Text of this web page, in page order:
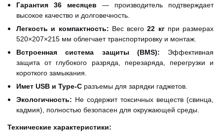
Гарантия 36 месяцев — производитель подтверждает
высокое качество и долговечность.
Легкость и компактность: Вес всего22 кгпри размерах
520×207×215 мм облегчает транспортировку и монтаж.
Встроенная система защиты (BMS): Эффективная
защита от глубокого разряда, перезаряда, перегрузки и
короткого замыкания.
Имет USB и Type-C разъемы для зарядки гаджетов.
Экологичность: Не содержит токсичных веществ (свинца,
кадмия), полностью безопасен для окружающей среды.
Технические характеристики: